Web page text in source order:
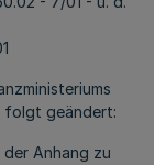
folgt geändert:
Anhang zu